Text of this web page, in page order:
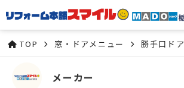
TOP 窓・ドアメニュー 勝手口ドア
メーカー